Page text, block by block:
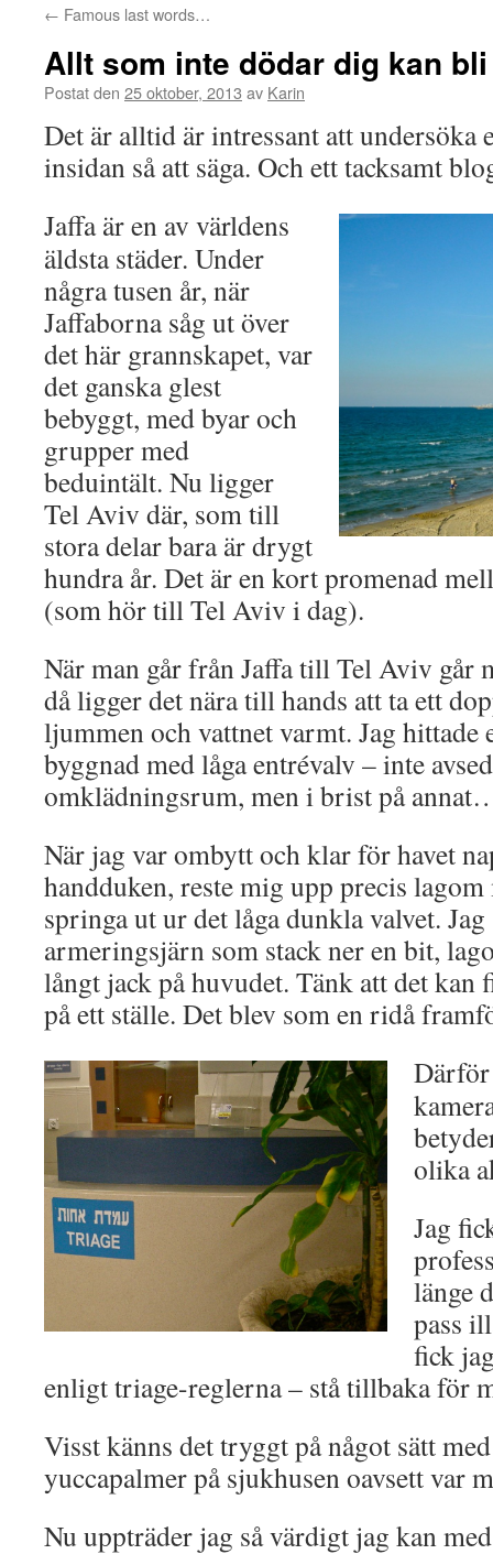
← Famous last words…
Allt som inte dödar dig kan
Postat den 25 oktober, 2013 av Karin
Det är alltid är intressant att undersöka
insidan så att säga. Och ett tacksamt
Jaffa är en av världens
äldsta städer. Under
några tusen år, när
Jaffaborna såg ut över
det här grannskapet, var
det ganska glest
bebyggt, med byar och
grupper med
beduintält. Nu ligger
Tel Aviv där, som till
stora delar bara är drygt
hundra år. Det är en kort promenad
(som hör till Tel Aviv i dag).
När man går från Jaffa till Tel Aviv går
då ligger det nära till hands att ta ett
ljummen och vattnet varmt. Jag hittade
byggnad med låga entrévalv – inte
omklädningsrum, men i brist på
När jag var ombytt och klar för havet
handduken, reste mig upp precis
springa ut ur det låga dunkla valvet. Jag
armeringsjärn som stack ner en bit,
långt jack på huvudet. Tänk att det kan
på ett ställe. Det blev som en ridå
olika
Jag
länge
pass
fick
enligt triage-reglerna – stå tillbaka för
Visst känns det tryggt på något sätt
yuccapalmer på sjukhusen oavsett var
Nu uppträder jag så värdigt jag kan